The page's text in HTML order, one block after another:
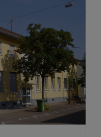
Lackierarbeiten